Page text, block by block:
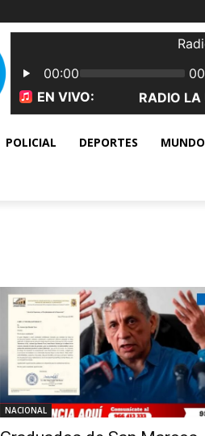
POLICIAL DEPORTES MUNDO
NACIONAL